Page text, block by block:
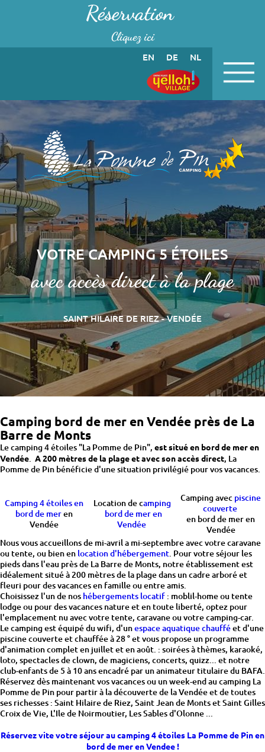
Panneau de gestion des cookiesRéservation
Cliquez ici
EN DE NL
VOTRE CAMPING 5 ÉTOILES
avec accès direct à la plage
SAINT HILAIRE DE RIEZ - VENDÉE
Camping bord de mer en Vendée près de La
Barre de Monts
Le camping 4 étoiles "La Pomme de Pin", est situé en bord de mer en
Vendée. A 200 mètres de la plage et avec son accès direct, La
Pomme de Pin bénéficie d'une situation privilégié pour vos vacances.
Camping 4 étoiles en
bord de meren
Vendée
Location de camping
bord de mer en
Vendée
Camping avec piscine
couverte
en bord de mer en
Vendée
Nous vous accueillons de mi-avril a mi-septembre avec votre caravane
ou tente, ou bien en location d'hébergement. Pour votre séjour les
pieds dans l'eau près de La Barre de Monts, notre établissement est
idéalement situé à 200 mètres de la plage dans un cadre arboré et
fleuri pour des vacances en famille ou entre amis.
Choisissez l'un de nos hébergements locatif: moblil-home ou tente
lodge ou pour des vacances nature et en toute liberté, optez pour
l'emplacement nu avec votre tente, caravane ou votre camping-car.
Le camping est équipé du wifi, d'unespace aquatique chaufféet d'une
piscine couverte et chauffée à 28 ° et vous propose un programme
d'animation complet en juillet et en août. : soirées à thèmes, karaoké,
loto, spectacles de clown, de magiciens, concerts, quizz... et notre
club-enfants de 5 à 10 ans encadré par un animateur titulaire du BAFA.
Réservez dès maintenant vos vacances ou un week-end au camping La
Pomme de Pin pour partir à la découverte de la Vendée et de toutes
ses richesses : Saint Hilaire de Riez, Saint Jean de Monts et Saint Gilles
Croix de Vie, L'Ile de Noirmoutier, Les Sables d'Olonne ...
Réservez vite votre séjour au camping 4 étoiles La Pomme de Pin en
bord de mer en Vendee !